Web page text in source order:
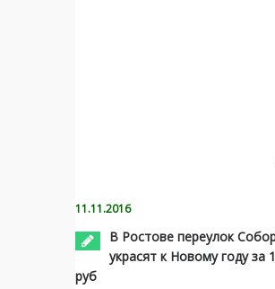
11.11.2016
В Ростове переулок
украсят к Новому году за
руб